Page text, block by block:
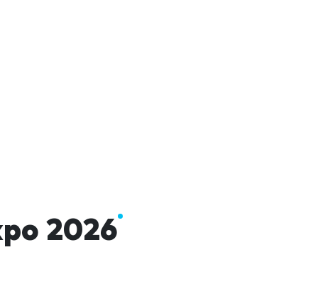
2026